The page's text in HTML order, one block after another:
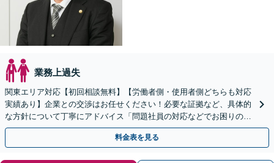
業務上過失
関東エリア対応【初回相談無料】【労働者側・使用者側どちらも対応
実績あり】企業との交渉はお任せください！必要な証拠など、具体的
な方針について丁寧にアドバイス「問題社員の対応などでお困りの企
業さまも、ぜひご相談ください」【休日・夜間相談可】
料金表を見る